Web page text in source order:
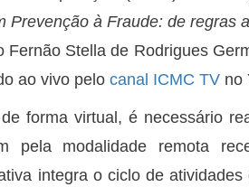
Prevenção à Fraude: de regras
Stella de Rodrigues
ao vivo pelo canal ICMC TVno
forma virtual, é necessário
pela modalidade remota
integra o ciclo de